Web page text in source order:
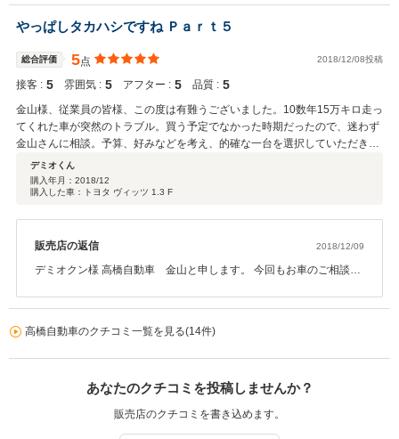
同お待ちしております。 重ねてこの度は、ありがとうございまし
た。
やっぱしタカハシですね Ｐａｒｔ５
総合評価 5点 2018/12/08投稿
接客 : 5 雰囲気 : 5 アフター : 5 品質 : 5
金山様、従業員の皆様、この度は有難うございました。10数年15万キロ走っ
てくれた車が突然のトラブル。買う予定でなかった時期だったので、迷わず
金山さんに相談。予算、好みなどを考え、的確な一台を選択していただきま
した。今回の購入で、嫁に行った娘たちを含め家族全員が金山さんにお世話
になることになりました。車はみんな元気なので、しばらくは購入予定は無
いかもしれませんが、アフターのほうでお世話になりますので、その際はま
デミオくん
購入年月： 2018/12
購入した車：トヨタ ヴィッツ 1.3 F
販売店の返信 2018/12/09
デミオクン様 高橋自動車 金山と申します。 今回もお車のご相談、
高橋自動車のクチコミ一覧を見る(14件)
あなたのクチコミを投稿しませんか？
販売店のクチコミを書き込めます。